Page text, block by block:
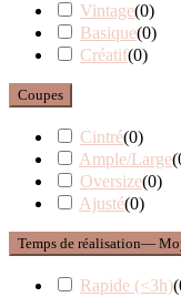
Vintage(0)
Basique(0)
Créatif(0)
Coupes
Cintré(0)
Ample/Large(
Oversize(0)
Ajusté(0)
Temps de réalisation—
Rapide (<3h)(